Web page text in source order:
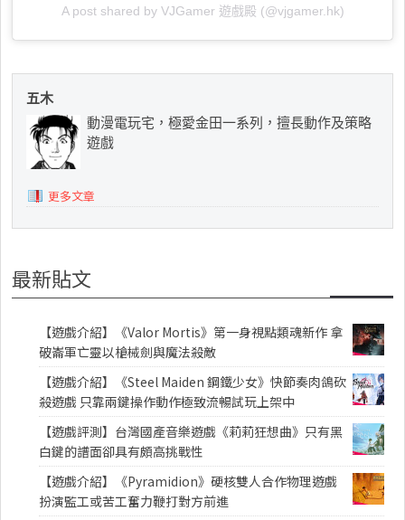
A post shared by VJGamer 遊戲殿 (@vjgamer.hk)
五木
動漫電玩宅，極愛金田一系列，擅長動作及策略
遊戲
更多文章
最新貼文
【遊戲介紹】《Valor Mortis》第一身視點類魂新作 拿
破崙軍亡靈以槍械劍與魔法殺敵
【遊戲介紹】《Steel Maiden 鋼鐵少女》快節奏肉鴿砍
殺遊戲 只靠兩鍵操作動作極致流暢試玩上架中
【遊戲評測】台灣國產音樂遊戲《莉莉狂想曲》只有黑
白鍵的譜面卻具有頗高挑戰性
【遊戲介紹】《Pyramidion》硬核雙人合作物理遊戲
扮演監工或苦工奮力鞭打對方前進